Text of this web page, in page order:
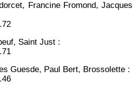
Francine Fromond, Jacques
Saint Just :
Guesde, Paul Bert, Brossolette :